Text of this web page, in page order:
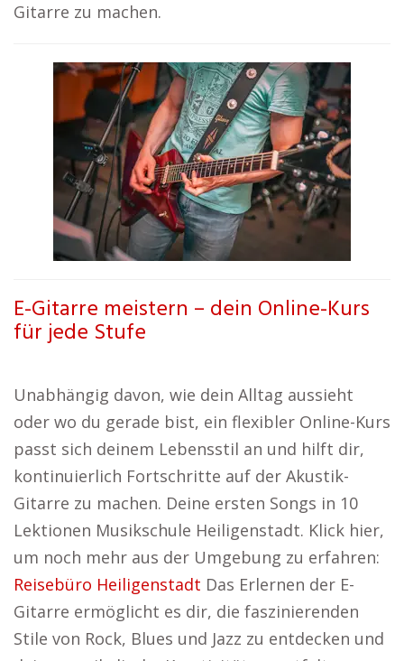
Gitarre zu machen.
E-Gitarre meistern – dein Online-Kurs
für jede Stufe
Unabhängig davon, wie dein Alltag aussieht
oder wo du gerade bist, ein flexibler Online-Kurs
passt sich deinem Lebensstil an und hilft dir,
kontinuierlich Fortschritte auf der Akustik-
Gitarre zu machen. Deine ersten Songs in 10
Lektionen Musikschule Heiligenstadt. Klick hier,
um noch mehr aus der Umgebung zu erfahren:
Reisebüro Heiligenstadt Das Erlernen der E-
Gitarre ermöglicht es dir, die faszinierenden
Stile von Rock, Blues und Jazz zu entdecken und